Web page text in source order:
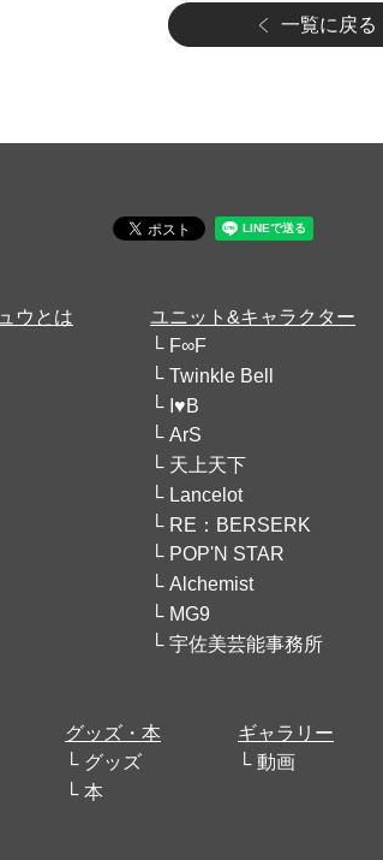
一覧に戻る
ウとは
ユニット&キャラクター
F∞F
Twinkle Bell
I♥B
ArS
天上天下
Lancelot
RE：BERSERK
POP'N STAR
Alchemist
MG9
宇佐美芸能事務所
グッズ・本
グッズ
本
ギャラリー
動画